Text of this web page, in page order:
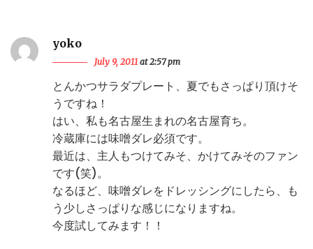
yoko
July 9, 2011 at 2:57 pm
とんかつサラダプレート、夏でもさっぱり頂けそ
うですね！
はい、私も名古屋生まれの名古屋育ち。
冷蔵庫には味噌ダレ必須です。
最近は、主人もつけてみそ、かけてみそのファン
です(笑)。
なるほど、味噌ダレをドレッシングにしたら、も
う少しさっぱりな感じになりますね。
今度試してみます！！